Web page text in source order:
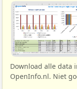
Download alle data
OpenInfo.nl. Niet